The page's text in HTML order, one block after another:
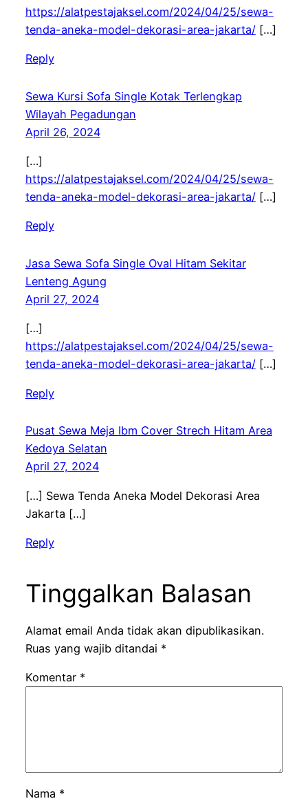
https://alatpestajaksel.com/2024/04/25/sewa-
tenda-aneka-model-dekorasi-area-jakarta/[…]
Reply
Sewa Kursi Sofa Single Kotak Terlengkap
Wilayah Pegadungan
April 26, 2024
[…]
https://alatpestajaksel.com/2024/04/25/sewa-
tenda-aneka-model-dekorasi-area-jakarta/[…]
Reply
Jasa Sewa Sofa Single Oval Hitam Sekitar
Lenteng Agung
April 27, 2024
[…]
https://alatpestajaksel.com/2024/04/25/sewa-
tenda-aneka-model-dekorasi-area-jakarta/[…]
Reply
Pusat Sewa Meja Ibm Cover Strech Hitam Area
Kedoya Selatan
April 27, 2024
[…] Sewa Tenda Aneka Model Dekorasi Area
Jakarta […]
Reply
Tinggalkan Balasan
Alamat email Anda tidak akan dipublikasikan.
Ruas yang wajib ditandai *
Komentar *
Nama *